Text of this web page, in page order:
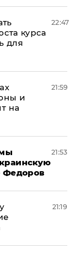
курса
для
22:47
и
на
21:59
Федоров
21:53
21:19